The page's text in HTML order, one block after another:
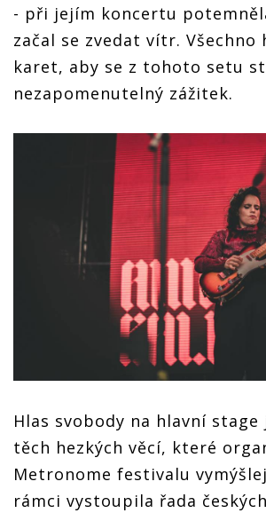
- při jejím koncertu
začal se zvedat vítr. Všechno
karet, aby se z tohoto setu
nezapomenutelný zážitek.
Hlas svobody na hlavní stage
těch hezkých věcí, které
Metronome festivalu
rámci vystoupila řada